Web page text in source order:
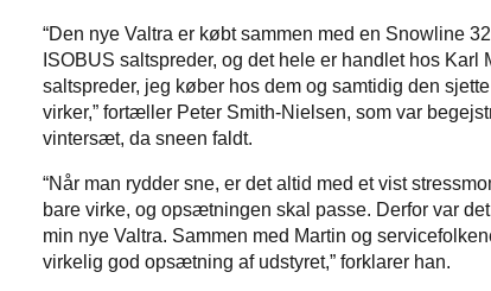
“Den nye Valtra er købt sammen med en Snowline
ISOBUS saltspreder, og det hele er handlet hos
saltspreder, jeg køber hos dem og samtidig den
virker,” fortæller Peter Smith-Nielsen, som var
vintersæt, da sneen faldt.
“Når man rydder sne, er det altid med et vist
bare virke, og opsætningen skal passe. Derfor var
min nye Valtra. Sammen med Martin og
virkelig god opsætning af udstyret,” forklarer han.